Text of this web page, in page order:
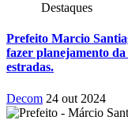
Destaques
Prefeito Marcio
fazer planejamento
estradas.
Decom 24 out 2024